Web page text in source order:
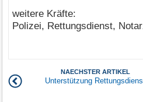
weitere Kräfte:
Polizei, Rettungsdienst,
NAECHSTER ARTIKEL
Unterstützung